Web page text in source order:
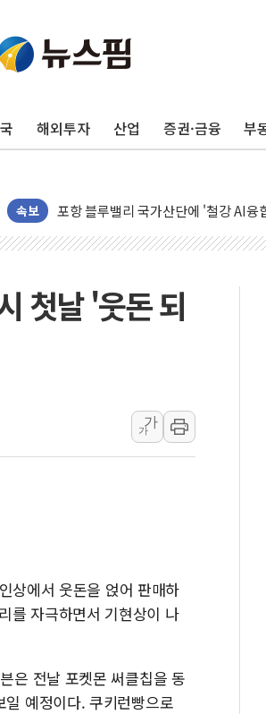
해외투자 산업 증권·금융 부
속보
125mm 폭우 쏟아진 울진...'두천~하
포항 블루밸리 국가산단에 '철강 AI융
상주 낙동강 선착장 하류서 50대 숨진
민주당 경북도당위원장에 오중기 당
인천서 말다툼 중 어머니 살해 10대
[속보] 민주, 대구 경선 결과 발표...
[속보] 민주, 강원 경선 결과 발표...김
인천시 광복절 현수막 '태극기 거꾸
병무청, 보충역 전면 손질… 예술·체
홈플러스發 대형마트 판매, 역대 최
윤준병·이해민 의원, '정부 특사'로
'호우·산사태 주의보' 울진 시간당
첫날 '웃돈 되
가
가
상에서 웃돈을 얹어 판매하
를 자극하면서 기현상이 나
은 전날 포켓몬 써클칩을 동
예정이다. 쿠키런빵으로